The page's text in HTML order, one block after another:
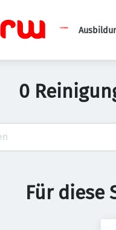
0
Für diese